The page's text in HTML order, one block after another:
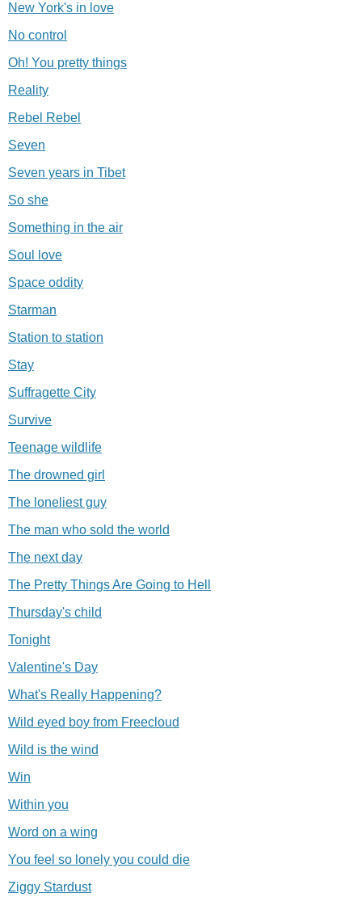
New York's in love
No control
Oh! You pretty things
Reality
Rebel Rebel
Seven
Seven years in Tibet
So she
Something in the air
Soul love
Space oddity
Starman
Station to station
Stay
Suffragette City
Survive
Teenage wildlife
The drowned girl
The loneliest guy
The man who sold the world
The next day
The Pretty Things Are Going to Hell
Thursday's child
Tonight
Valentine's Day
What's Really Happening?
Wild eyed boy from Freecloud
Wild is the wind
Win
Within you
Word on a wing
You feel so lonely you could die
Ziggy Stardust